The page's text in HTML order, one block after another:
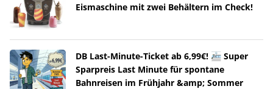
Eismaschine mit zwei Behältern im Check!
DB Last-Minute-Ticket ab 6,99€! 🚈 Super
Sparpreis Last Minute für spontane
Bahnreisen im Frühjahr &amp; Sommer